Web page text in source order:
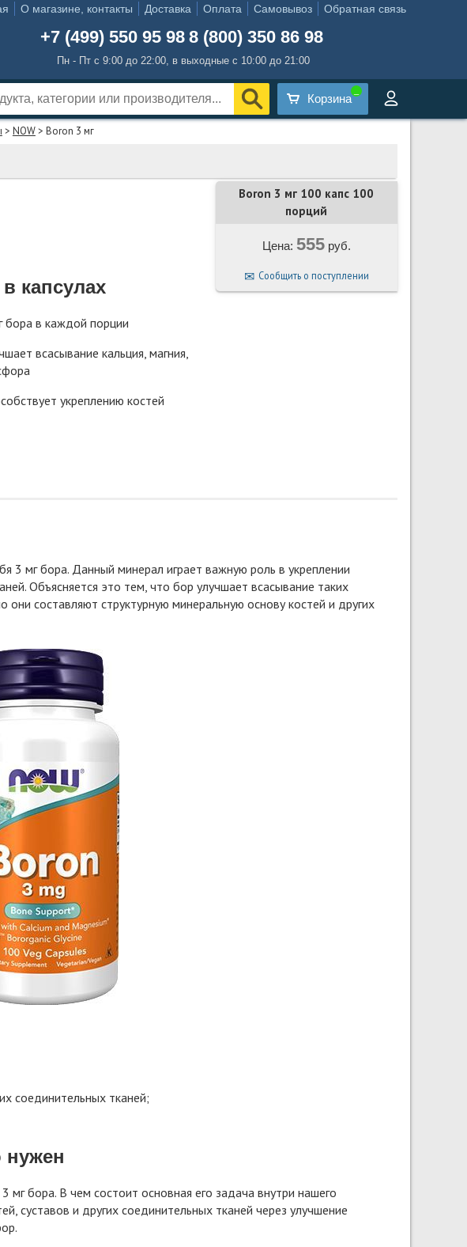
О магазине, контакты Доставка Оплата Самовывоз Обратная связь
+7 (499) 550 95 98 8 (800) 350 86 98
Пн - Пт с 9:00 до 22:00, в выходные с 10:00 до 21:00
Корзина
> NOW> Boron 3 мг
капсулах
бора в каждой порции
всасывание кальция, магния,
укреплению костей
Boron 3 мг 100 капс 100
порций
Цена: 555руб.
Сообщить о поступлении
3 мг бора. Данный минерал играет важную роль в укреплении
Объясняется это тем, что бор улучшает всасывание таких
составляют структурную минеральную основу костей и других
соединительных тканей;
нужен
бора. В чем состоит основная его задача внутри нашего
суставов и других соединительных тканей через улучшение